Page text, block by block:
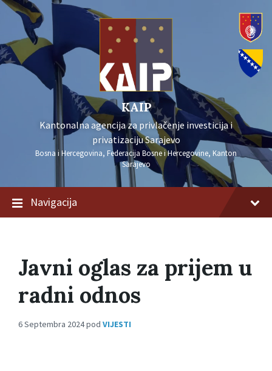
KAIP
Kantonalna agencija za privlačenje investicija i
privatizaciju Sarajevo
Bosna i Hercegovina, Federacija Bosne i Hercegovine, Kanton
Sarajevo
Navigacija
Javni oglas za prijem u
radni odnos
6 Septembra 2024pod VIJESTI